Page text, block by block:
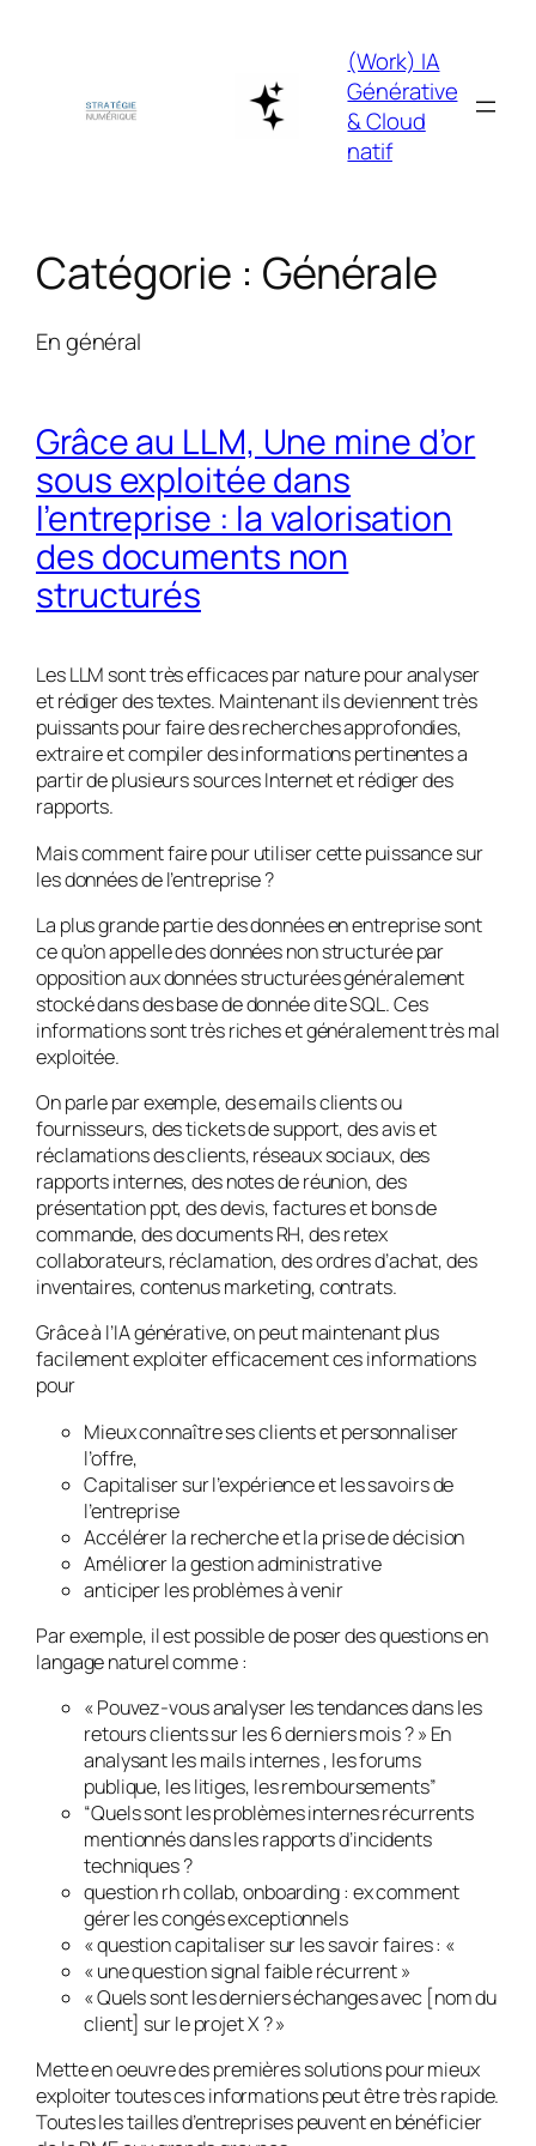
(Work) IA
Générative
& Cloud
natif
Catégorie : Générale
En général
Grâce au LLM, Une mine d’or
sous exploitée dans
l’entreprise : la valorisation
des documents non
structurés
Les LLM sont très efficaces par nature pour analyser
et rédiger des textes. Maintenant ils deviennent très
puissants pour faire des recherches approfondies,
extraire et compiler des informations pertinentes a
partir de plusieurs sources Internet et rédiger des
rapports.
Mais comment faire pour utiliser cette puissance sur
les données de l’entreprise ?
La plus grande partie des données en entreprise sont
ce qu’on appelle des données non structurée par
opposition aux données structurées généralement
stocké dans des base de donnée dite SQL. Ces
informations sont très riches et généralement très mal
exploitée.
On parle par exemple, des emails clients ou
fournisseurs, des tickets de support, des avis et
réclamations des clients, réseaux sociaux, des
rapports internes, des notes de réunion, des
présentation ppt, des devis, factures et bons de
commande, des documents RH, des retex
collaborateurs, réclamation, des ordres d’achat, des
inventaires, contenus marketing, contrats.
Grâce à l’IA générative, on peut maintenant plus
facilement exploiter efficacement ces informations
pour
Mieux connaître ses clients et personnaliser
l’offre,
Capitaliser sur l’expérience et les savoirs de
l’entreprise
Accélérer la recherche et la prise de décision
Améliorer la gestion administrative
anticiper les problèmes à venir
Par exemple, il est possible de poser des questions en
langage naturel comme :
« Pouvez-vous analyser les tendances dans les
retours clients sur les 6 derniers mois ? » En
analysant les mails internes , les forums
publique, les litiges, les remboursements”
“Quels sont les problèmes internes récurrents
mentionnés dans les rapports d’incidents
techniques ?
question rh collab, onboarding : ex comment
gérer les congés exceptionnels
« question capitaliser sur les savoir faires : «
« une question signal faible récurrent »
« Quels sont les derniers échanges avec [nom du
client] sur le projet X ? »
Mette en oeuvre des premières solutions pour mieux
exploiter toutes ces informations peut être très rapide.
Toutes les tailles d’entreprises peuvent en bénéficier